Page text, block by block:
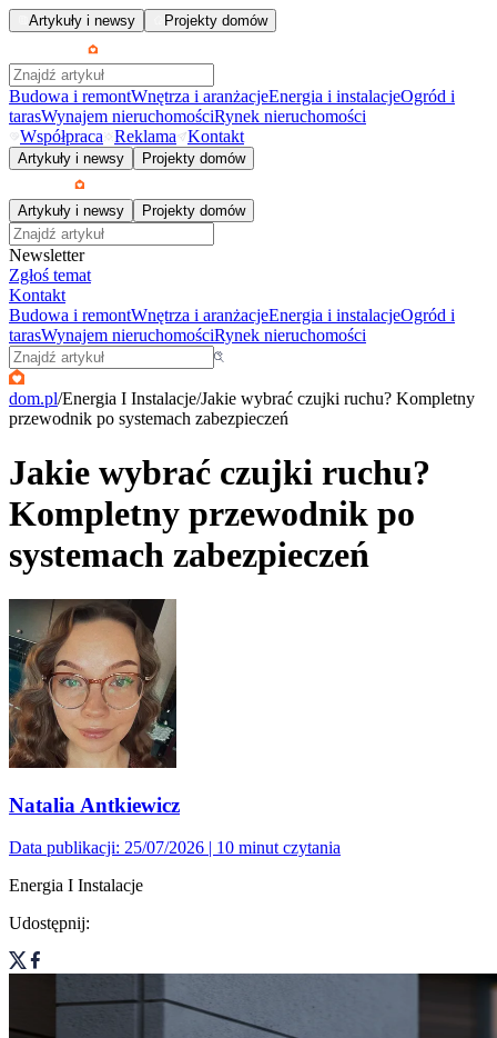
Artykuły i newsy Projekty domów
Budowa i remontWnętrza i aranżacjeEnergia i instalacjeOgród i
tarasWynajem nieruchomościRynek nieruchomości
Współpraca
Reklama Kontakt
Artykuły i newsy Projekty domów
Artykuły i newsy Projekty domów
Newsletter
Zgłoś temat
Kontakt
Budowa i remontWnętrza i aranżacjeEnergia i instalacjeOgród i
tarasWynajem nieruchomościRynek nieruchomości
dom.pl/Energia I Instalacje/Jakie wybrać czujki ruchu? Kompletny
przewodnik po systemach zabezpieczeń
Jakie wybrać czujki ruchu?
Kompletny przewodnik po
systemach zabezpieczeń
Natalia Antkiewicz
Data publikacji: 25/07/2026 | 10 minut czytania
Energia I Instalacje
Udostępnij: